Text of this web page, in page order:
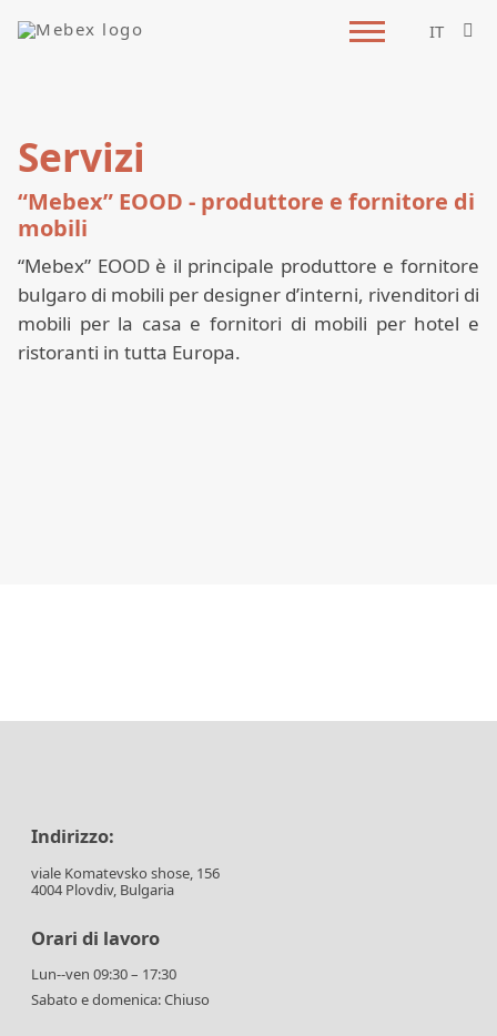
IT
Servizi
“Mebex” EOOD - produttore e fornitore di
mobili
“Mebex” EOOD è il principale produttore e fornitore
bulgaro di mobili per designer d’interni, rivenditori di
mobili per la casa e fornitori di mobili per hotel e
ristoranti in tutta Europa.
Indirizzo:
viale Komatevsko shose, 156
4004 Plovdiv, Bulgaria
Orari di lavoro
Lun--ven 09:30 – 17:30
Sabato e domenica: Chiuso